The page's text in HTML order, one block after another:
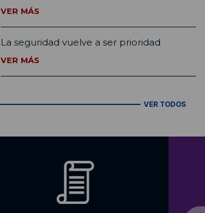
VER MÁS
La seguridad vuelve a ser prioridad
VER MÁS
VER TODOS